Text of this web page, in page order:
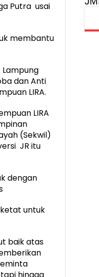
Putra usai
membantu
Lampung
dan Anti
LIRA.
LIRA
(Sekwil)
JR itu
dengan
untuk
baik atas